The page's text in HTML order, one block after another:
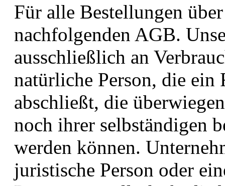
Für alle Bestellungen
nachfolgenden AGB.
ausschließlich an
natürliche Person, die ein
abschließt, die
noch ihrer selbständigen
werden können.
juristische Person oder